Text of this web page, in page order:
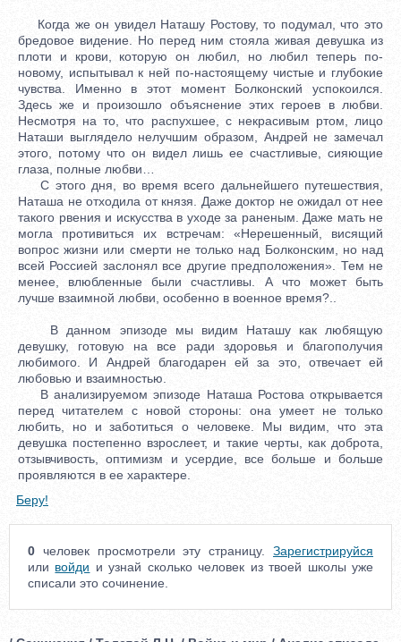
Когда же он увидел Наташу Ростову, то подумал, что это
бредовое видение. Но перед ним стояла живая девушка из
плоти и крови, которую он любил, но любил теперь по-
новому, испытывал к ней по-настоящему чистые и глубокие
чувства. Именно в этот момент Болконский успокоился.
Здесь же и произошло объяснение этих героев в любви.
Несмотря на то, что распухшее, с некрасивым ртом, лицо
Наташи выглядело нелучшим образом, Андрей не замечал
этого, потому что он видел лишь ее счастливые, сияющие
глаза, полные любви…
С этого дня, во время всего дальнейшего путешествия,
Наташа не отходила от князя. Даже доктор не ожидал от нее
такого рвения и искусства в уходе за раненым. Даже мать не
могла противиться их встречам: «Нерешенный, висящий
вопрос жизни или смерти не только над Болконским, но над
всей Россией заслонял все другие предположения». Тем не
менее, влюбленные были счастливы. А что может быть
лучше взаимной любви, особенно в военное время?..
В данном эпизоде мы видим Наташу как любящую
девушку, готовую на все ради здоровья и благополучия
любимого. И Андрей благодарен ей за это, отвечает ей
любовью и взаимностью.
В анализируемом эпизоде Наташа Ростова открывается
перед читателем с новой стороны: она умеет не только
любить, но и заботиться о человеке. Мы видим, что эта
девушка постепенно взрослеет, и такие черты, как доброта,
отзывчивость, оптимизм и усердие, все больше и больше
проявляются в ее характере.
Беру!
0 человек просмотрели эту страницу. Зарегистрируйся
или войди и узнай сколько человек из твоей школы уже
списали это сочинение.